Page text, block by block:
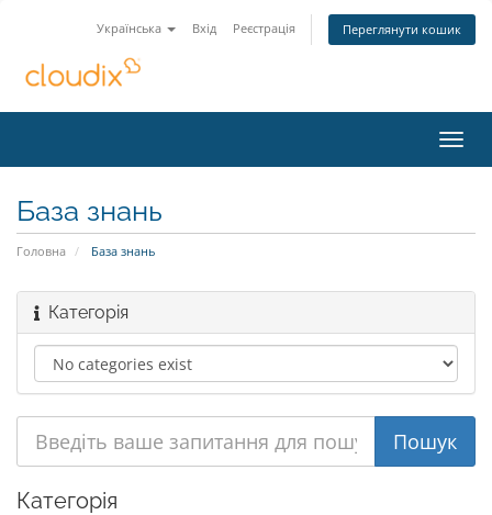
Українська Вхід Реєстрація Переглянути кошик
База знань
Головна База знань
Категорія
Категорія